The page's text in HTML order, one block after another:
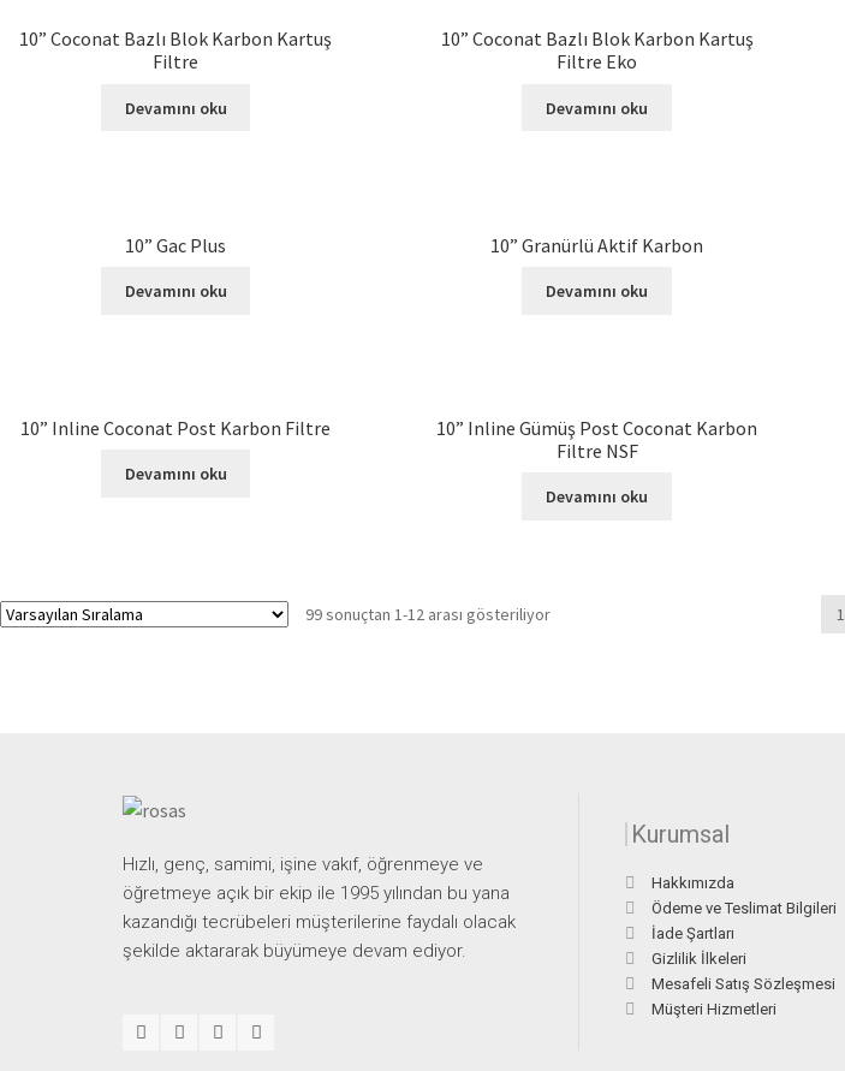
10” Coconat Bazlı Blok Karbon Kartuş
Filtre
Devamını oku
10” Coconat Bazlı Blok Karbon Kartuş
Filtre Eko
Devamını oku
10” Gac Plus
Devamını oku
10” Granürlü Aktif Karbon
Devamını oku
10” Inline Coconat Post Karbon Filtre
Devamını oku
10” Inline Gümüş Post Coconat Karbon
Filtre NSF
Devamını oku
99 sonuçtan 1-12 arası gösteriliyor 1
Hızlı, genç, samimi, işine vakıf, öğrenmeye ve
öğretmeye açık bir ekip ile 1995 yılından bu yana
kazandığı tecrübeleri müşterilerine faydalı olacak
şekilde aktararak büyümeye devam ediyor.
Kurumsal
Hakkımızda
Ödeme ve Teslimat Bilgileri
İade Şartları
Gizlilik İlkeleri
Mesafeli Satış Sözleşmesi
Müşteri Hizmetleri